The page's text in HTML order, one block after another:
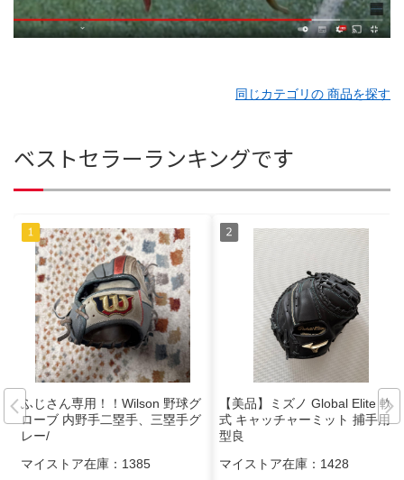
同じカテゴリの 商品を探す
ベストセラーランキングです
ふじさん専用！！Wilson 野球グ
ローブ 内野手二塁手、三塁手グ
レー/
マイストア在庫： 1385
【美品】ミズノ Global Elite 軟
式 キャッチャーミット 捕手用
型良
マイストア在庫： 1428